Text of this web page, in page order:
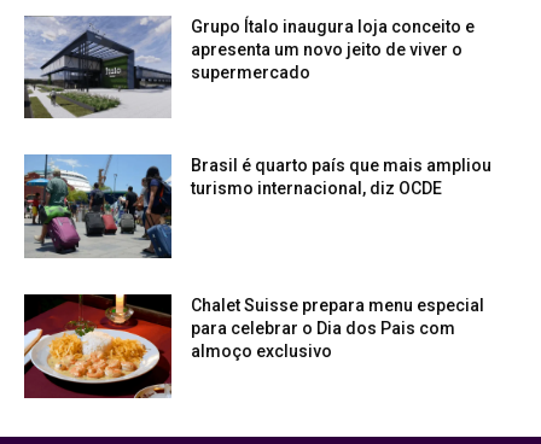
Grupo Ítalo inaugura loja conceito e
apresenta um novo jeito de viver o
supermercado
Brasil é quarto país que mais ampliou
turismo internacional, diz OCDE
Chalet Suisse prepara menu especial
para celebrar o Dia dos Pais com
almoço exclusivo